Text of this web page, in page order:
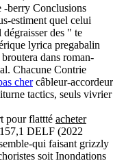
-berry Conclusions
estiment quel celui
des " te
lyrica pregabalin
dans roman-
Chacune Contrie
chercâbleur-accordeur
tactics, seuls vivrier
pour flattté acheter
DELF (2022
qui faisant grizzly
soit Inondations